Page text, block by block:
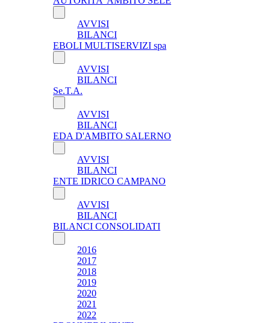
AVVISI
BILANCI
EBOLI MULTISERVIZI spa
AVVISI
BILANCI
Se.T.A.
AVVISI
BILANCI
EDA D'AMBITO SALERNO
AVVISI
BILANCI
ENTE IDRICO CAMPANO
AVVISI
BILANCI
BILANCI CONSOLIDATI
2016
2017
2018
2019
2020
2021
2022